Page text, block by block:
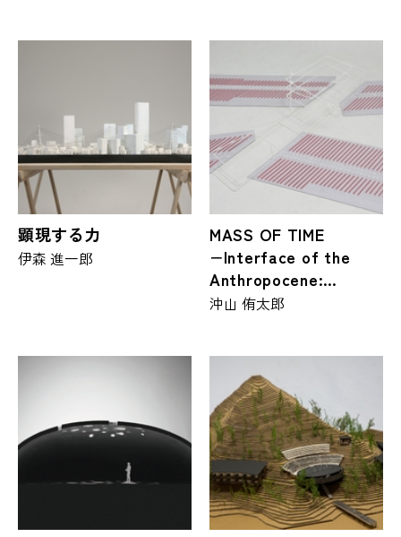
顕現する力
伊森 進一郎
MASS OF TIME
−Interface of the
Anthropocene:
100,000 Years−
沖山 侑太郎